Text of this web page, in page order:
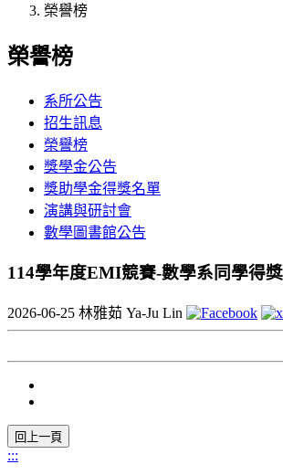
榮譽榜
榮譽榜
系所公告
招生訊息
榮譽榜
獎學金公告
獎助學金得獎名單
演講與研討會
數學圖書館公告
114學年度EMI競賽-數學系同學得
2026-06-25 林雅茹 Ya-Ju Lin
:::